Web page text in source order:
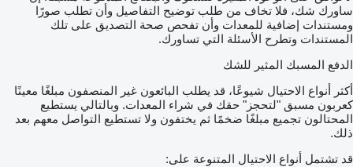
ساورك شك، فلا تخاف من طلب توضيح التفاصيل وأن تطلب صورًا
ومستندات إضافية للمعدات وأن تفحص صحة التصديق على تلك
المستندات وتطرح الأسئلة التي تساورك.
الدفع المسبك المثير للشك
أكثر أنواع الاحتيال شيوعًا، قد يطلب البائعون غير المنصفون مبلغًا معينًا
كعربون مسبق "لتحجز" حقك في شراء المعدات. وبالتالي يستطيع
المحتالون تجميع مبلغًا ضخمًا ثم يختفون ولا تستطيع التواصل معهم بعد
ذلك.
قد تشتمل أنواع الاحتيال المتنوعة على: